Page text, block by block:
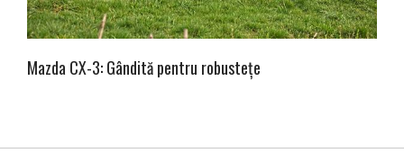
Mazda CX-3: Gândită pentru robustețe